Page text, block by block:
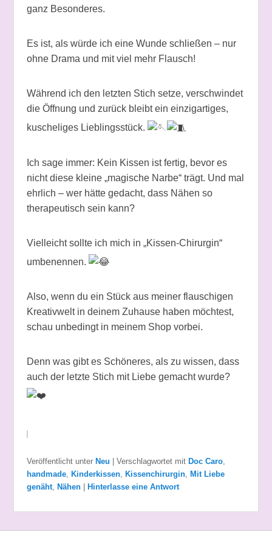
ganz Besonderes.
Es ist, als würde ich eine Wunde schließen – nur
ohne Drama und mit viel mehr Flausch!
Während ich den letzten Stich setze, verschwindet
die Öffnung und zurück bleibt ein einzigartiges,
kuscheliges Lieblingsstück.
Ich sage immer: Kein Kissen ist fertig, bevor es
nicht diese kleine „magische Narbe“ trägt. Und mal
ehrlich – wer hätte gedacht, dass Nähen so
therapeutisch sein kann?
Vielleicht sollte ich mich in „Kissen-Chirurgin“
umbenennen.
Also, wenn du ein Stück aus meiner flauschigen
Kreativwelt in deinem Zuhause haben möchtest,
schau unbedingt in meinem Shop vorbei.
Denn was gibt es Schöneres, als zu wissen, dass
auch der letzte Stich mit Liebe gemacht wurde?
Veröffentlicht unter Neu Verschlagwortet mit Doc Caro,
handmade, Kinderkissen, Kissenchirurgin, Mit Liebe
genäht, Nähen Hinterlasse eine Antwort